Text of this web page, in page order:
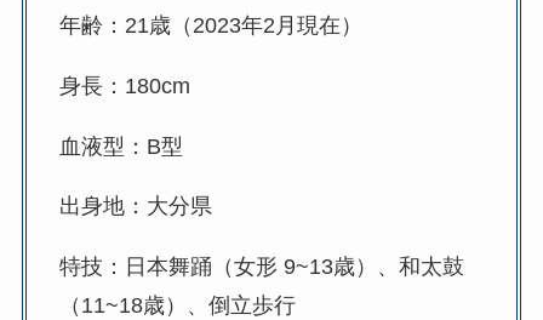
年齢：21歳（2023年2月現在）
身長：180cm
血液型：B型
出身地：大分県
特技：日本舞踊（女形 9~13歳）、和太鼓
（11~18歳）、倒立歩行